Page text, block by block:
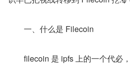
一、什么是 Filecoin
filecoin 是 ipfs 上的一个代必